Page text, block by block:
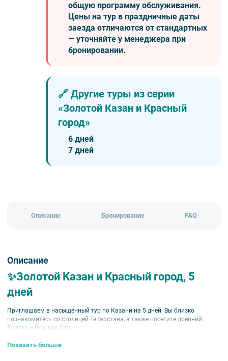
общую программу обслуживания.
Цены на тур в праздничные даты
заезда отличаются от стандартных
— уточняйте у менеджера при
бронировании.
🔗 Другие туры из серии
«Золотой Казан и Красный
город»
6 дней
7 дней
Описание Бронирование FAQ
Описание
✨Золотой Казан и Красный город, 5
дней
Приглашаем в насыщенный тур по Казани на 5 дней. Вы близко
познакомитесь со столицей Татарстана, а также посетите древний
Болгар и Йошкар-Олу.
📅Тур проводится:
Показать больше